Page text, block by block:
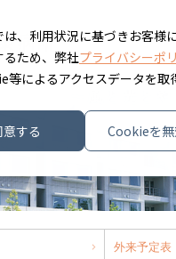
は、利用状況に基づきお客様
ため、弊社プライバシーポ
等によるアクセスデータを取
意する
Cookieを
外来予定表